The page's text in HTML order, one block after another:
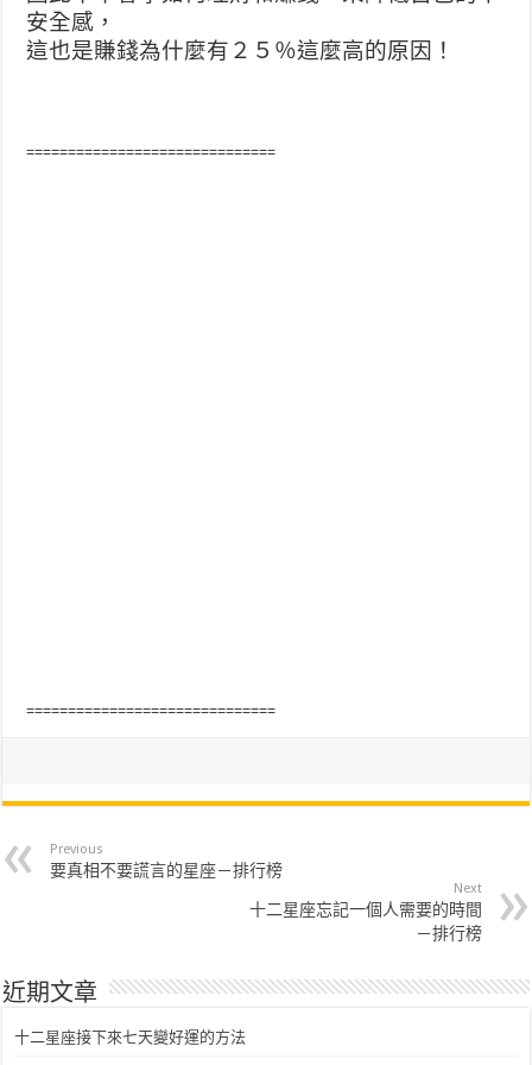
安全感，
這也是賺錢為什麼有２５％這麼高的原因！
==============================
==============================
Previous
要真相不要謊言的星座－排行榜
Next
十二星座忘記一個人需要的時間
－排行榜
近期文章
十二星座接下來七天變好運的方法